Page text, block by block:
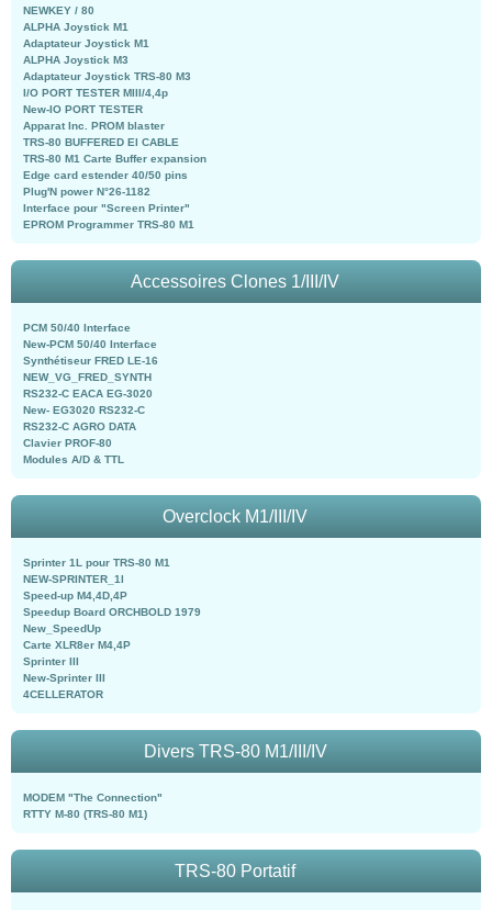
NEWKEY / 80
ALPHA Joystick M1
Adaptateur Joystick M1
ALPHA Joystick M3
Adaptateur Joystick TRS-80 M3
I/O PORT TESTER MIII/4,4p
New-IO PORT TESTER
Apparat Inc. PROM blaster
TRS-80 BUFFERED EI CABLE
TRS-80 M1 Carte Buffer expansion
Edge card estender 40/50 pins
Plug'N power N°26-1182
Interface pour "Screen Printer"
EPROM Programmer TRS-80 M1
Accessoires Clones 1/III/IV
PCM 50/40 Interface
New-PCM 50/40 Interface
Synthétiseur FRED LE-16
NEW_VG_FRED_SYNTH
RS232-C EACA EG-3020
New- EG3020 RS232-C
RS232-C AGRO DATA
Clavier PROF-80
Modules A/D & TTL
Overclock M1/III/IV
Sprinter 1L pour TRS-80 M1
NEW-SPRINTER_1l
Speed-up M4,4D,4P
Speedup Board ORCHBOLD 1979
New_SpeedUp
Carte XLR8er M4,4P
Sprinter III
New-Sprinter III
4CELLERATOR
Divers TRS-80 M1/III/IV
MODEM "The Connection"
RTTY M-80 (TRS-80 M1)
TRS-80 Portatif